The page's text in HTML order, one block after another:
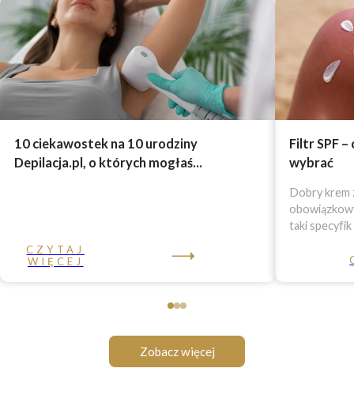
10 ciekawostek na 10 urodziny
Depilacja.pl, o których mogłaś...
CZYTAJ
WIĘCEJ
Filtr SPF
wybrać
Dobry krem
taki specyfik
Zobacz więcej